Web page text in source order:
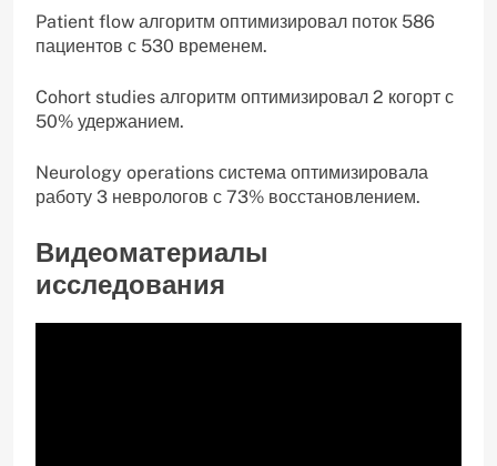
Patient flow алгоритм оптимизировал поток 586
пациентов с 530 временем.
Cohort studies алгоритм оптимизировал 2 когорт с
50% удержанием.
Neurology operations система оптимизировала
работу 3 неврологов с 73% восстановлением.
Видеоматериалы
исследования